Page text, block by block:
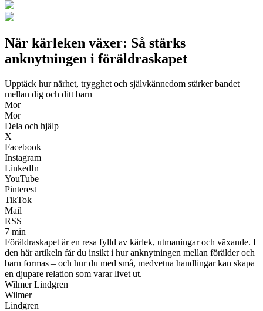
När kärleken växer: Så stärks
anknytningen i föräldraskapet
Upptäck hur närhet, trygghet och självkännedom stärker bandet
mellan dig och ditt barn
Mor
Mor
Dela och hjälp
X
Facebook
Instagram
LinkedIn
YouTube
Pinterest
TikTok
Mail
RSS
7 min
Föräldraskapet är en resa fylld av kärlek, utmaningar och växande. I
den här artikeln får du insikt i hur anknytningen mellan förälder och
barn formas – och hur du med små, medvetna handlingar kan skapa
en djupare relation som varar livet ut.
Wilmer Lindgren
Wilmer
Lindgren